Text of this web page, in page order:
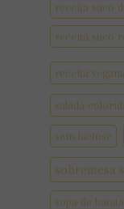
receita suco
receita suco
receita vegana
salada
sem lactose
sobremesa
sopa de